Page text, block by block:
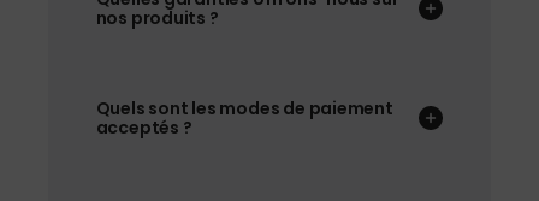
nos produits ?
Quels sont les modes de paiement
acceptés ?